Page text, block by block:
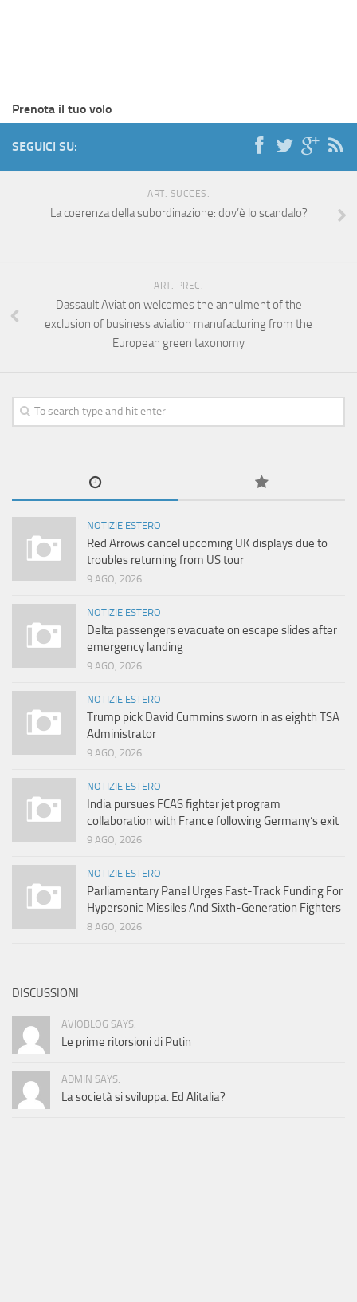
Prenota il tuo volo
SEGUICI SU:
ART. SUCCES.
La coerenza della subordinazione: dov’è lo scandalo?
ART. PREC.
Dassault Aviation welcomes the annulment of the
exclusion of business aviation manufacturing from the
European green taxonomy
NOTIZIE ESTERO
Red Arrows cancel upcoming UK displays due to
troubles returning from US tour
9 AGO, 2026
NOTIZIE ESTERO
Delta passengers evacuate on escape slides after
emergency landing
9 AGO, 2026
NOTIZIE ESTERO
Trump pick David Cummins sworn in as eighth TSA
Administrator
9 AGO, 2026
NOTIZIE ESTERO
India pursues FCAS fighter jet program
collaboration with France following Germany’s exit
9 AGO, 2026
NOTIZIE ESTERO
Parliamentary Panel Urges Fast-Track Funding For
Hypersonic Missiles And Sixth-Generation Fighters
8 AGO, 2026
DISCUSSIONI
AVIOBLOG SAYS:
Le prime ritorsioni di Putin
ADMIN SAYS:
La società si sviluppa. Ed Alitalia?